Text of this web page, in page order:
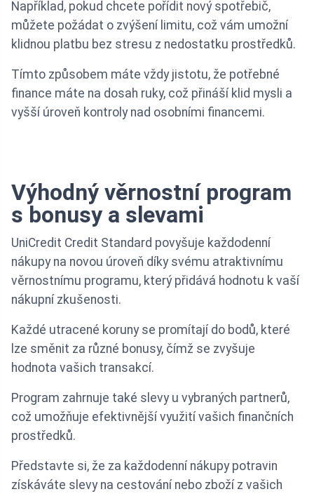
Například, pokud chcete pořídit nový spotřebič,
můžete požádat o zvýšení limitu, což vám umožní
klidnou platbu bez stresu z nedostatku prostředků.
Tímto způsobem máte vždy jistotu, že potřebné
finance máte na dosah ruky, což přináší klid mysli a
vyšší úroveň kontroly nad osobními financemi.
Výhodný věrnostní program
s bonusy a slevami
UniCredit Credit Standard povyšuje každodenní
nákupy na novou úroveň díky svému atraktivnímu
věrnostnímu programu, který přidává hodnotu k vaší
nákupní zkušenosti.
Každé utracené koruny se promítají do bodů, které
lze směnit za různé bonusy, čímž se zvyšuje
hodnota vašich transakcí.
Program zahrnuje také slevy u vybraných partnerů,
což umožňuje efektivnější využití vašich finančních
prostředků.
Představte si, že za každodenní nákupy potravin
získáváte slevy na cestování nebo zboží z vašich